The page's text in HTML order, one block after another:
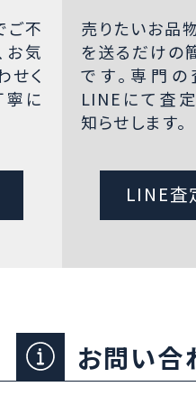
ご不
お気
せく
寧に
売りたいお品
を送るだけの
です。専門
LINEにて査
知らせします。
LINE査
お問い合